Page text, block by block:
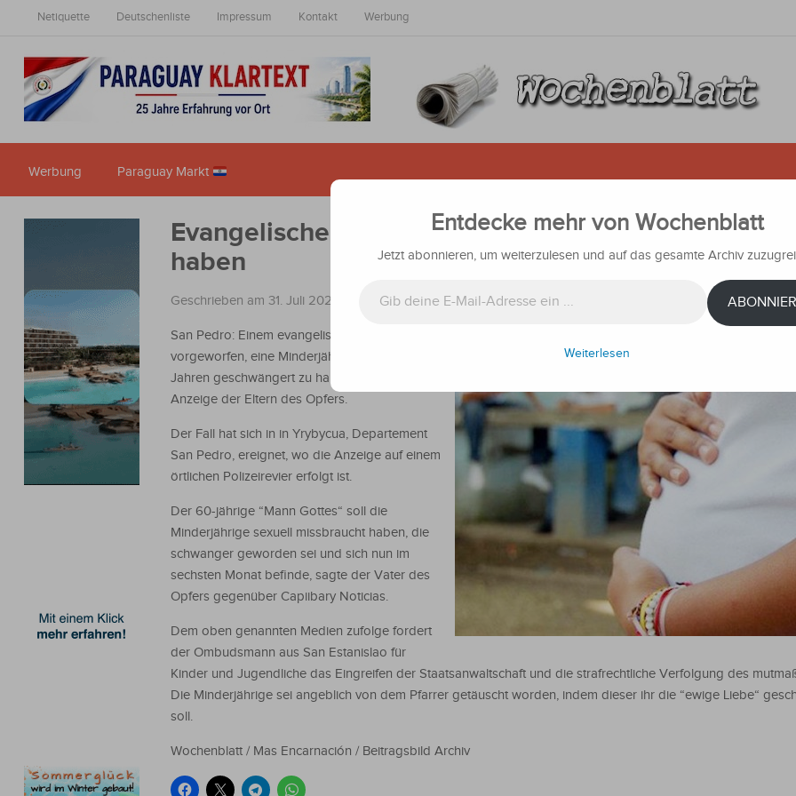
Netiquette Deutschenliste Impressum Kontakt Werbung
Werbung Paraguay Markt
Evangelischer Pfarrer soll Minderjährige
haben
Geschrieben am 31. Juli 2023 Nachrichten
San Pedro: Einem evangelischen Pfarrer wird
vorgeworfen, eine Minderjährige im Alter von 17
Jahren geschwängert zu haben, heißt es in der
Anzeige der Eltern des Opfers.
Der Fall hat sich in in Yrybycua, Departement
San Pedro, ereignet, wo die Anzeige auf einem
örtlichen Polizeirevier erfolgt ist.
Der 60-jährige “Mann Gottes“ soll die
Minderjährige sexuell missbraucht haben, die
schwanger geworden sei und sich nun im
sechsten Monat befinde, sagte der Vater des
Opfers gegenüber Capiibary Noticias.
Dem oben genannten Medien zufolge fordert
der Ombudsmann aus San Estanislao für
Kinder und Jugendliche das Eingreifen der Staatsanwaltschaft und die strafrechtliche Verfolgung des
Die Minderjährige sei angeblich von dem Pfarrer getäuscht worden, indem dieser ihr die “ewige Liebe“
soll.
Wochenblatt / Mas Encarnación / Beitragsbild Archiv
Entdecke mehr von Wochenblatt
Jetzt abonnieren, um weiterzulesen und auf das gesamte Archiv
Weiterlesen